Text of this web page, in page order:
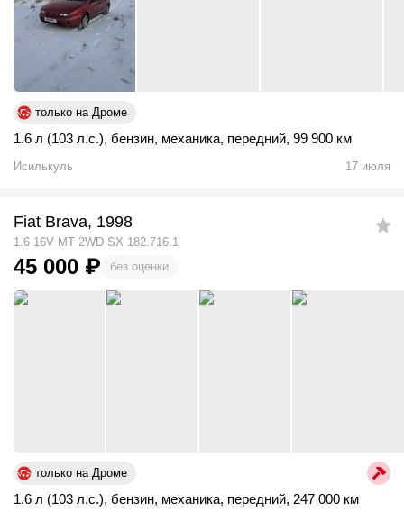
только на Дроме
1.6 л (103 л.с.), бензин, механика, передний, 99 900 км
Исилькуль 17 июля
Fiat Brava, 1998
1.6 16V MT 2WD SX 182.716.1
45 000 ₽ без оценки
только на Дроме
1.6 л (103 л.с.), бензин, механика, передний, 247 000 км